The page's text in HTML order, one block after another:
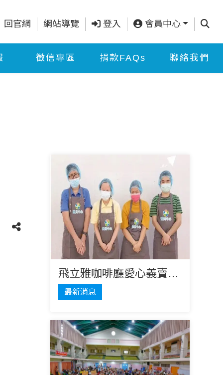
回官網 網站導覽 登入 會員中心 查詢
徵信專區 捐款FAQs 聯絡我們
飛立雅咖啡廳愛心義賣時間
最新消息